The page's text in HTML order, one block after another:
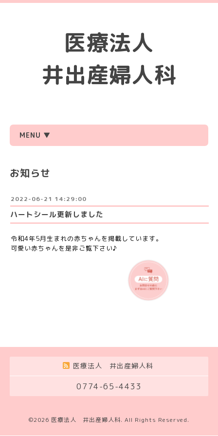
医療法人
井出産婦人科
MENU ▼
お知らせ
2022-06-21 14:29:00
ハートシール更新しました
令和4年5月生まれの赤ちゃんを掲載しています。
可愛い赤ちゃんを是非ご覧下さい♪
医療法人 井出産婦人科
0774-65-4433
©2026 医療法人 井出産婦人科. All Rights Reserved.